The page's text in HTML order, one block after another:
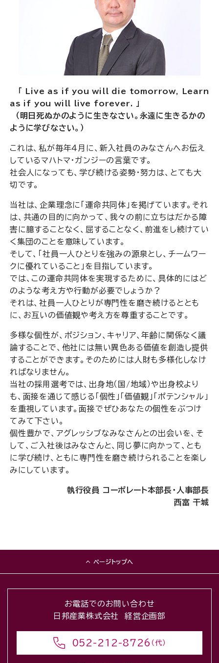
「 Live as if you will die tomorrow, Learn
as if you will live forever. 」
（明日死ぬかのように生きなさい。永遠に生きるかの
ように学びなさい。）
これは、私が毎年４月に、新入社員のみなさんへお伝え
しているマハトマ・ガンジーの言葉です。
社会人になっても、学び続ける姿勢・努力は、とても大
切です。
当社は、企業理念に「運命共同体」を掲げています。それ
は、共通の目的に向かって、我々の前に立ちはだかる障
害に臆することなく、屈することなく、前進をし続けてい
く集団のことを意味しています。
そして、「社員一人ひとりを強みの源泉とし、チームワー
クに優れていること」を目指しています。
では、この運命共同体を実現するために、具体的にはど
のような考え方や行動が必要でしょうか？
それは、社員一人ひとりが専門性を磨き続けるととも
に、お互いの価値観や考え方を尊重することです。
多様な個性が、ポジション、キャリア、年齢に関係なく議
論することで、他社には無い異色ある価値を創造し提供
することができます。そのためには人財も多様化しなけ
ればなりません。
当社の採用選考では、出身地（国/地域）や出身校より
も、面接を通じて感じる「個性」「価値観」「ポテンシャル」
を重視しています。面接でぜひあなたの個性をぶつけ
てみて下さい。
個性豊かで、アグレッシブなみなさんとの出会いを、そ
して、ご入社後はみなさんと、同じ夢に向かって、とも
に学び続け、ともに専門性を磨き続けられることを楽し
みにしています。
執行役員 コーポレート本部長・人事部長
西富 干城
ページトップへ
お電話でのお問い合わせ
日邦産業株式会社 経営企画部
052-212-8726 （代）